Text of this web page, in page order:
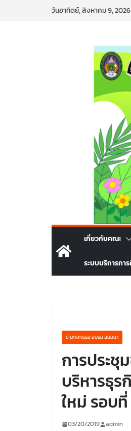
วันอาทิตย์, สิงหาคม 9, 2026
เกี่ยวกับคณะ
ระบบบริการกา
ข่าวกิจกรรม อบรม สัมมนา
การประ
บริหารธุ
ใหม่ รอบที่
03/20/2019 admin